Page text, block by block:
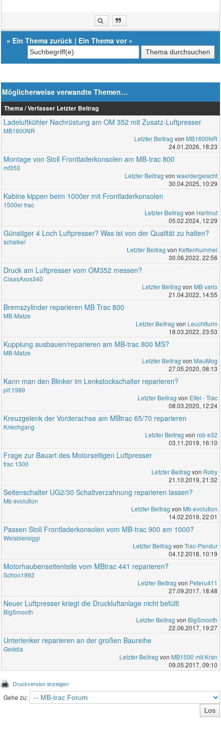
« Ein Thema zurück | Ein Thema vor»
Möglicherweise verwandte Themen…
Thema / Verfasser Letzter Beitrag
Ladeluftkühler Nachrüstung am OM 352 mit Zusatz-Luftpresser
MB1600NR
Letzter Beitrag von MB1600NR
24.01.2026, 18:23
Montage von Stoll Frontladerkonsolen am MB-trac 800
mf353
Letzter Beitrag von waeldergeischt
30.04.2025, 10:29
Kabine kippen beim 1000er mit Frontladerkonsolen
1500er trac
Letzter Beitrag von Hartmut
05.02.2024, 12:29
Günstiger 4 Loch Luftpresser? Was ist von der Qualität zu halten?
schalkei
Letzter Beitrag von Kettenhummel
30.06.2022, 22:56
Druck am Luftpresser vom OM352 messen?
ClaasAxos340
Letzter Beitrag von MB vario
21.04.2022, 14:55
Bremszylinder reparieren MB Trac 800
MB-Matze
Letzter Beitrag von Leuchtturm
18.03.2022, 23:53
Kupplung ausbauen/reparieren am MB-trac 800 MS?
MB-Matze
Letzter Beitrag von MauMog
27.05.2020, 08:13
Kann man den Blinker im Lenkstockschalter reparieren?
pit.1989
Letzter Beitrag von Eifel - Trac
08.03.2020, 12:24
Kreuzgelenk der Vorderachse am MBtrac 65/70 reparieren
Kriechgang
Letzter Beitrag von rob e32
03.11.2019, 16:10
Frage zur Bauart des Motorseitigen Luftpresser
trac 1300
Letzter Beitrag von Roby
21.10.2019, 21:32
Seitenschalter UG2/30 Schaltverzahnung reparieren lassen?
Mb evolution
Letzter Beitrag von Mb evolution
14.02.2019, 22:01
Passen Stoll Frontladerkonsolen vom MB-trac 900 am 1000?
Weisbiersiggi
Letzter Beitrag von Trac-Pandur
04.12.2018, 10:19
Motorhaubenseitenteile vom MBtrac 441 reparieren?
Schon1992
Letzter Beitrag von Peteru411
27.09.2017, 18:48
Neuer Luftpresser kriegt die Druckluftanlage nicht befüllt
BigSmooth
Letzter Beitrag von BigSmooth
22.06.2017, 19:27
Unterlenker reparieren an der großen Baureihe
Geddla
Letzter Beitrag von MB1500 mit Kran
09.05.2017, 09:10
Druckversion anzeigen
Gehe zu: